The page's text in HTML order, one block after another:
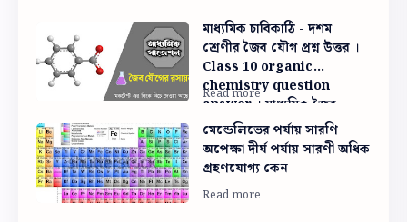
মাধ্যমিক চাবিকাঠি - দশম
শ্রেণীর জৈব যৌগ প্রশ্ন উত্তর ।
Class 10 organic
chemistry question
answer । মাধ্যমিক জৈব
যৌগের রসায়ন প্রশ্ন উত্তর
মেন্ডেলিভের পর্যায় সারণি
অপেক্ষা দীর্ঘ পর্যায় সারণী অধিক
গ্রহণযোগ্য কেন